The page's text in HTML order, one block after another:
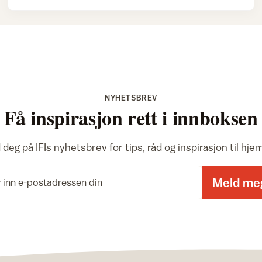
NYHETSBREV
Få inspirasjon rett i innboksen
deg på IFIs nyhetsbrev for tips, råd og inspirasjon til
Meld